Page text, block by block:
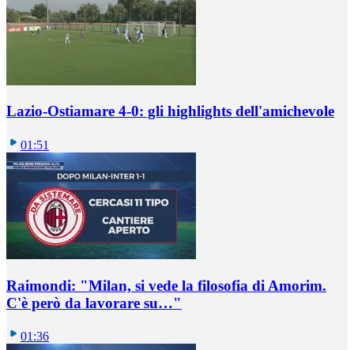
Lazio-Ostiamare 4-0: gli highlights dell'amichevole
01:51
Raimondi: "Milan, si vede la filosofia di Amorim.
C'è però da lavorare su…"
01:36